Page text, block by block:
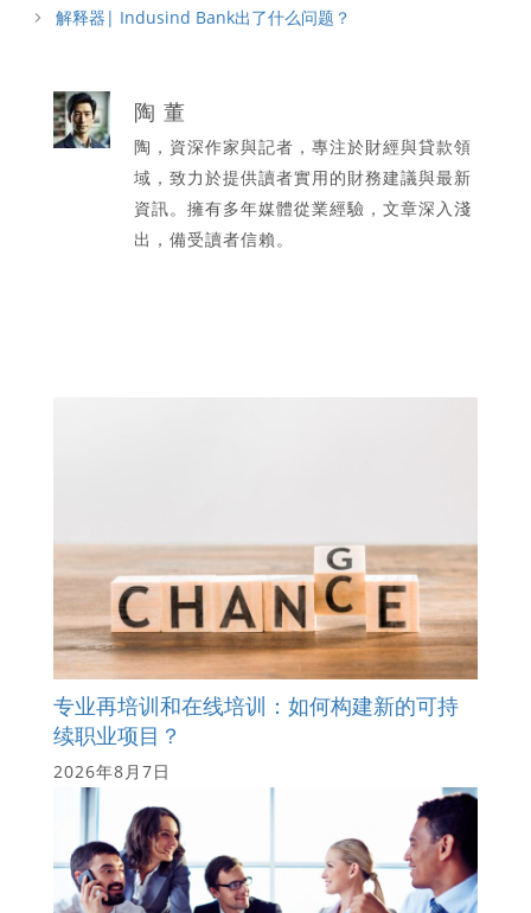
解释器| Indusind Bank出了什么问题？
陶 董
陶，資深作家與記者，專注於財經與貸款領
域，致力於提供讀者實用的財務建議與最新
資訊。擁有多年媒體從業經驗，文章深入淺
出，備受讀者信賴。
专业再培训和在线培训：如何构建新的可持
续职业项目？
2026年8月7日